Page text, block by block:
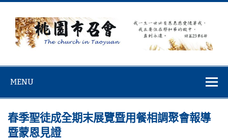
Skip
content
MENU
春季聖徒成全期末展覽暨用餐相調聚會報導
暨蒙恩見證